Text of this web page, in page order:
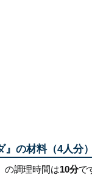
』の材料（4人分）
の調理時間は10分で